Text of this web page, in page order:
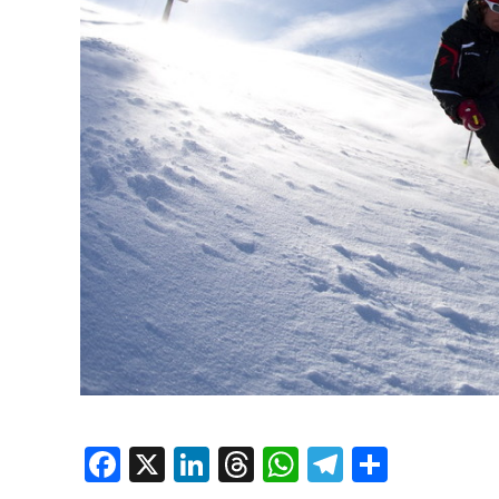
Facebook
X LinkedIn
Threads
WhatsApp
Telegram